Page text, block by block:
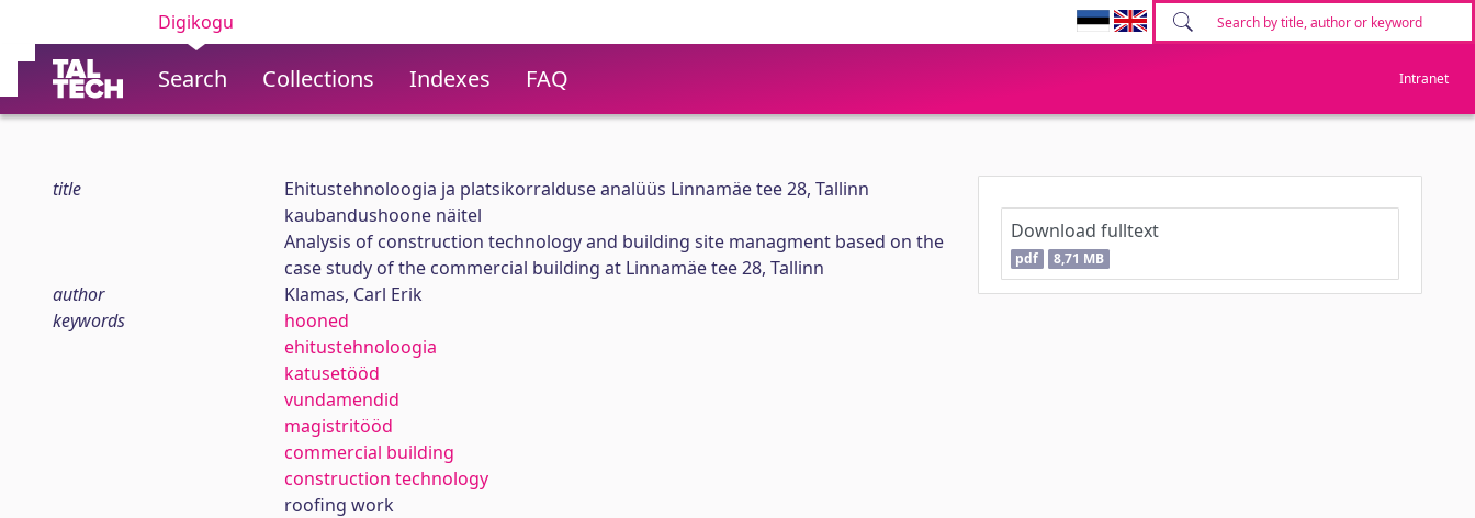
Digikogu
Search Collections Indexes FAQ Intranet
title
Ehitustehnoloogia ja platsikorralduse analüüs Linnamäe tee 28, Tallinn
kaubandushoone näitel
Analysis of construction technology and building site managment based on the
case study of the commercial building at Linnamäe tee 28, Tallinn
author
Klamas, Carl Erik
keywords
hooned
ehitustehnoloogia
katusetööd
vundamendid
magistritööd
commercial building
construction technology
roofing work
Download fulltext
pdf 8,71 MB